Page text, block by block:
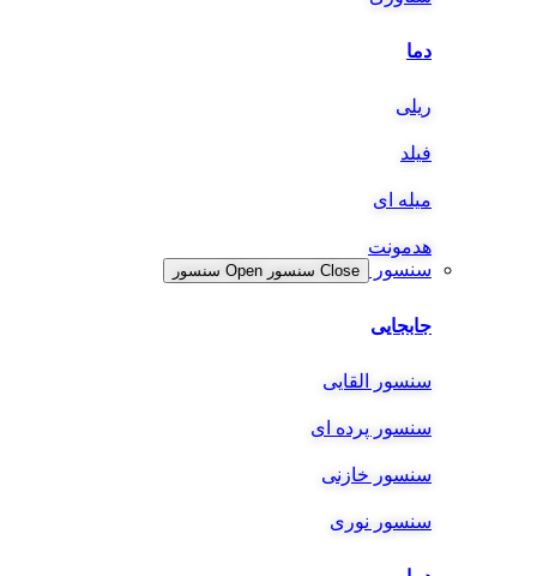
دما
ریلی
فیلد
میله ای
هدمونت
سنسور
Close سنسور Open سنسور
جابجایی
سنسور القایی
سنسور پرده ای
سنسور خازنی
سنسور نوری